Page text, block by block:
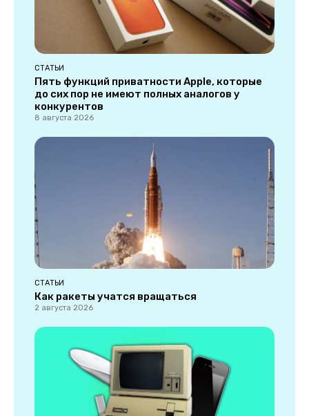
СТАТЬИ
Пять функций приватности Apple, которые
до сих пор не имеют полных аналогов у
конкурентов
8 августа 2026
СТАТЬИ
Как ракеты учатся вращаться
2 августа 2026